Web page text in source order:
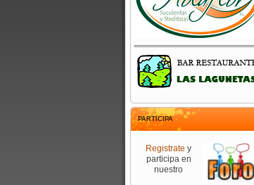
PARTICIPA
Registrate y
participa en
nuestro